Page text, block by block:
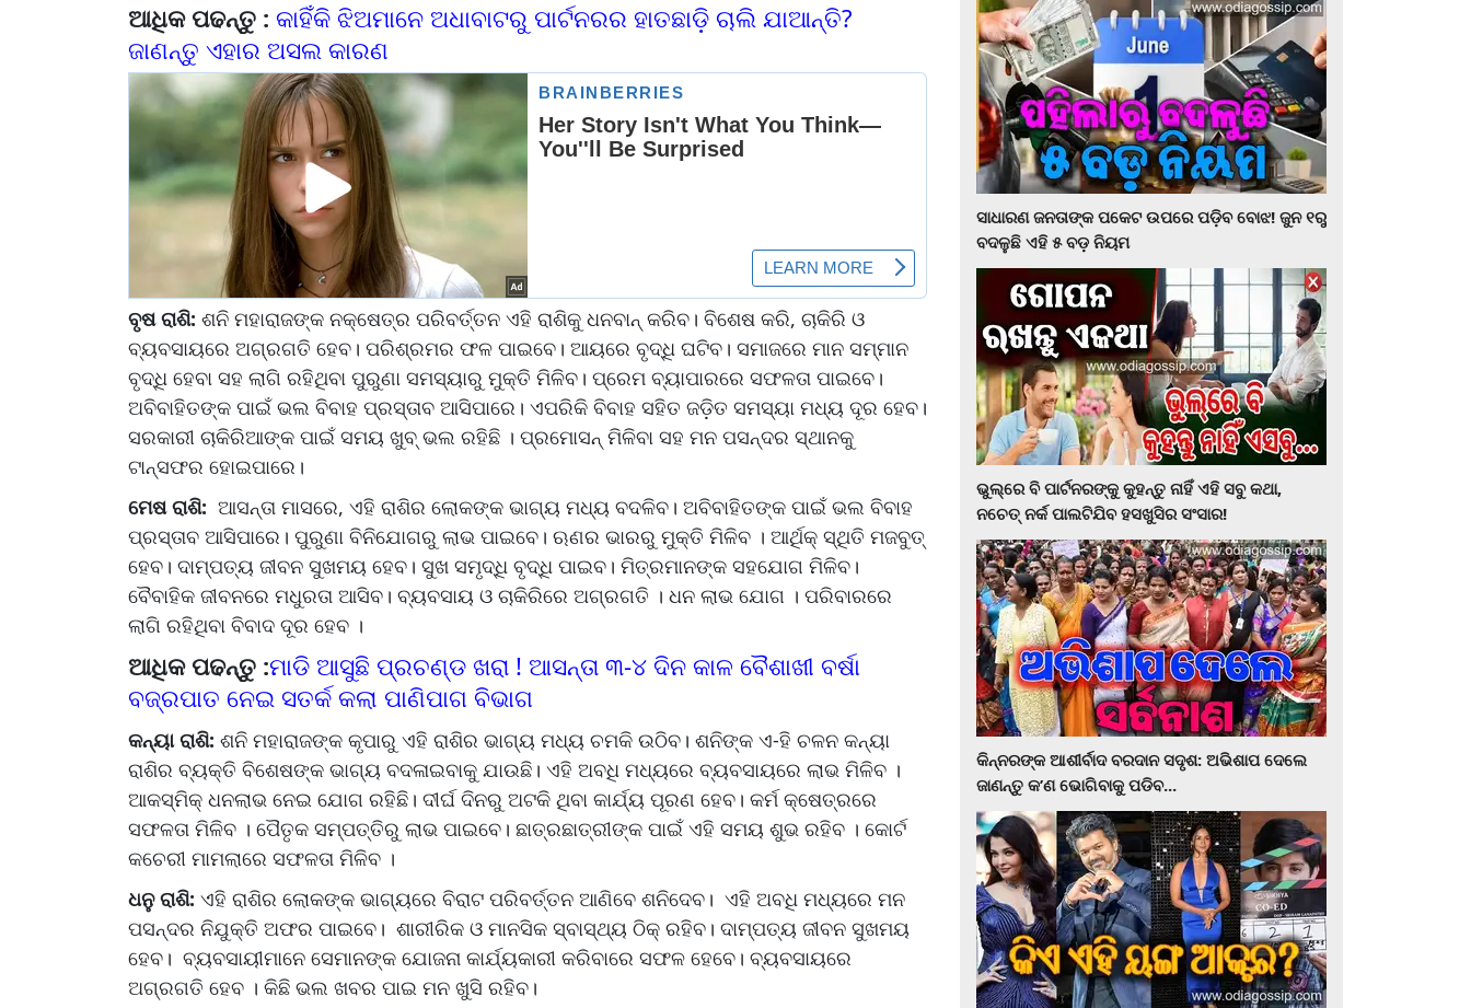
ଆଧିକ ପଢନ୍ତୁ : କାହିଁକି ଝିଅମାନେ ଅଧାବାଟରୁ ପାର୍ଟନରର ହାତଛାଡ଼ି ଚାଲି ଯାଆନ୍ତି?
ଜାଣନ୍ତୁ ଏହାର ଅସଲ କାରଣ
ବୃଷ ରାଶି: ଶନି ମହାରାଜଙ୍କ ନକ୍ଷେତ୍ର ପରିବର୍ତ୍ତନ ଏହି ରାଶିକୁ ଧନବାନ୍ କରିବ। ବିଶେଷ କରି, ଚାକିରି ଓ
ବ୍ୟବସାୟରେ ଅଗ୍ରଗତି ହେବ। ପରିଶ୍ରମର ଫଳ ପାଇବେ। ଆୟରେ ବୃଦ୍ଧି ଘଟିବ। ସମାଜରେ ମାନ ସମ୍ମାନ
ବୃଦ୍ଧି ହେବା ସହ ଲାଗି ରହିଥିବା ପୁରୁଣା ସମସ୍ୟାରୁ ମୁକ୍ତି ମିଳିବ। ପ୍ରେମ ବ୍ୟାପାରରେ ସଫଳତା ପାଇବେ।
ଅବିବାହିତଙ୍କ ପାଇଁ ଭଲ ବିବାହ ପ୍ରସ୍ତାବ ଆସିପାରେ। ଏପରିକି ବିବାହ ସହିତ ଜଡି଼ତ ସମସ୍ୟା ମଧ୍ୟ ଦୂର ହେବ।
ସରକାରୀ ଚାକିରିଆଙ୍କ ପାଇଁ ସମୟ ଖୁବ୍ ଭଲ ରହିଛି । ପ୍ରମୋସନ୍ ମିଳିବା ସହ ମନ ପସନ୍ଦର ସ୍ଥାନକୁ
ଟାନ୍ସଫର ହୋଇପାରେ।
ମେଷ ରାଶି: ଆସନ୍ତା ମାସରେ, ଏହି ରାଶିର ଲୋକଙ୍କ ଭାଗ୍ୟ ମଧ୍ୟ ବଦଳିବ। ଅବିବାହିତଙ୍କ ପାଇଁ ଭଲ ବିବାହ
ପ୍ରସ୍ତାବ ଆସିପାରେ। ପୁରୁଣା ବିନିଯୋଗରୁ ଲାଭ ପାଇବେ। ଋଣର ଭାରରୁ ମୁକ୍ତି ମିଳିବ । ଆର୍ଥିକ୍ ସ୍ଥିତି ମଜବୁତ୍
ହେବ। ଦାମ୍ପତ୍ୟ ଜୀବନ ସୁଖମୟ ହେବ। ସୁଖ ସମୃଦ୍ଧି ବୃଦ୍ଧି ପାଇବ। ମିତ୍ରମାନଙ୍କ ସହଯୋଗ ମିଳିବ।
ବୈବାହିକ ଜୀବନରେ ମଧୁରତା ଆସିବ। ବ୍ୟବସାୟ ଓ ଚାକିରିରେ ଅଗ୍ରଗତି । ଧନ ଲାଭ ଯୋଗ । ପରିବାରରେ
ଲାଗି ରହିଥିବା ବିବାଦ ଦୂର ହେବ ।
ଆଧିକ ପଢନ୍ତୁ :ମାଡି ଆସୁଛି ପ୍ରଚଣ୍ଡ ଖରା ! ଆସନ୍ତା ୩-୪ ଦିନ କାଳ ବୈଶାଖୀ ବର୍ଷା
ବଜ୍ରପାତ ନେଇ ସତର୍କ କଲା ପାଣିପାଗ ବିଭାଗ
କନ୍ୟା ରାଶି: ଶନି ମହାରାଜଙ୍କ କୃପାରୁ ଏହି ରାଶିର ଭାଗ୍ୟ ମଧ୍ୟ ଚମକି ଉଠିବ। ଶନିଙ୍କ ଏ-ହି ଚଳନ କନ୍ୟା
ରାଶିର ବ୍ୟକ୍ତି ବିଶେଷଙ୍କ ଭାଗ୍ୟ ବଦଳାଇବାକୁ ଯାଉଛି। ଏହି ଅବଧି ମଧ୍ୟରେ ବ୍ୟବସାୟରେ ଲାଭ ମିଳିବ ।
ଆକସ୍ମିକ୍ ଧନଲାଭ ନେଇ ଯୋଗ ରହିଛି। ଦୀର୍ଘ ଦିନରୁ ଅଟକି ଥିବା କାର୍ଯ୍ୟ ପୂରଣ ହେବ। କର୍ମ କ୍ଷେତ୍ରରେ
ସଫଳତା ମିଳିବ । ପୈତୃକ ସମ୍ପତ୍ତିରୁ ଲାଭ ପାଇବେ। ଛାତ୍ରଛାତ୍ରୀଙ୍କ ପାଇଁ ଏହି ସମୟ ଶୁଭ ରହିବ । କୋର୍ଟ
କଚେରୀ ମାମଲାରେ ସଫଳତା ମିଳିବ ।
ଧନୁ ରାଶି: ଏହି ରାଶିର ଲୋକଙ୍କ ଭାଗ୍ୟରେ ବିରାଟ ପରିବର୍ତ୍ତନ ଆଣିବେ ଶନିଦେବ। ଏହି ଅବଧି ମଧ୍ୟରେ ମନ
ପସନ୍ଦର ନିଯୁକ୍ତି ଅଫର ପାଇବେ। ଶାରୀରିକ ଓ ମାନସିକ ସ୍ବାସ୍ଥ୍ୟ ଠିକ୍ ରହିବ। ଦାମ୍ପତ୍ୟ ଜୀବନ ସୁଖମୟ
ହେବ। ବ୍ୟବସାୟୀମାନେ ସେମାନଙ୍କ ଯୋଜନା କାର୍ଯ୍ୟକାରୀ କରିବାରେ ସଫଳ ହେବେ। ବ୍ୟବସାୟରେ
ଅଗ୍ରଗତି ହେବ । କିଛି ଭଲ ଖବର ପାଇ ମନ ଖୁସି ରହିବ।
ସାଧାରଣ ଜନତାଙ୍କ ପକେଟ ଉପରେ ପଡ଼ିବ ବୋଝ! ଜୁନ ୧ରୁ
ବଦଳୁଛି ଏହି ୫ ବଡ଼ ନିୟମ
ଭୁଲ୍‌ରେ ବି ପାର୍ଟନରଙ୍କୁ କୁହନ୍ତୁ ନାହିଁ ଏହି ସବୁ କଥା,
ନଚେତ୍‌ ନର୍କ ପାଲଟିଯିବ ହସଖୁସିର ସଂସାର!
କିନ୍ନରଙ୍କ ଆଶୀର୍ବାଦ ବରଦାନ ସଦୃଶ: ଅଭିଶାପ ଦେଲେ
ଜାଣନ୍ତୁ କ’ଣ ଭୋଗିବାକୁ ପଡିବ...